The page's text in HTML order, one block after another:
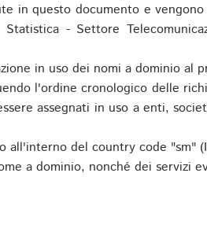
in questo documento e
- Settore
in uso dei nomi a dominio al
l'ordine cronologico delle
assegnati in uso a enti,
all'interno del country code "sm"
a dominio, nonché dei servizi